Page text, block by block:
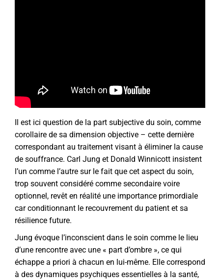
Il est ici question de la part subjective du soin, comme
corollaire de sa dimension objective – cette dernière
correspondant au traitement visant à éliminer la cause
de souffrance. Carl Jung et Donald Winnicott insistent
l’un comme l’autre sur le fait que cet aspect du soin,
trop souvent considéré comme secondaire voire
optionnel, revêt en réalité une importance primordiale
car conditionnant le recouvrement du patient et sa
résilience future.
Jung évoque l’inconscient dans le soin comme le lieu
d’une rencontre avec une « part d’ombre », ce qui
échappe a priori à chacun en lui-même. Elle correspond
à des dynamiques psychiques essentielles à la santé,